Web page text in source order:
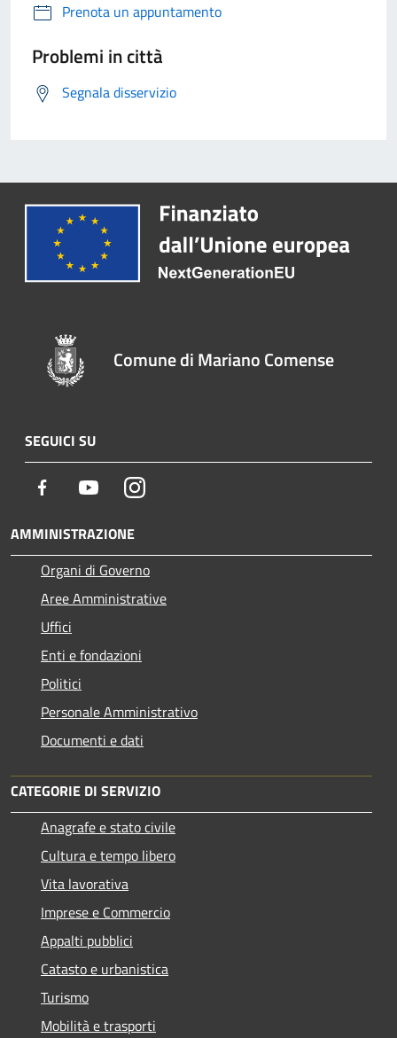
Prenota un appuntamento
Problemi in città
Segnala disservizio
Comune di Mariano Comense
SEGUICI SU
Facebook YoutubeInstagram
AMMINISTRAZIONE
Organi di Governo
Aree Amministrative
Uffici
Enti e fondazioni
Politici
Personale Amministrativo
Documenti e dati
CATEGORIE DI SERVIZIO
Anagrafe e stato civile
Cultura e tempo libero
Vita lavorativa
Imprese e Commercio
Appalti pubblici
Catasto e urbanistica
Turismo
Mobilità e trasporti